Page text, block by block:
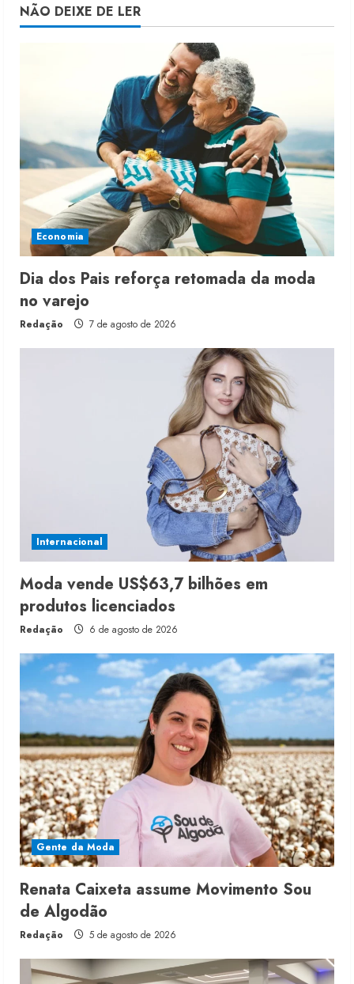
NÃO DEIXE DE LER
Economia
Dia dos Pais reforça retomada da moda
no varejo
Redação 7 de agosto de 2026
Internacional
Moda vende US$63,7 bilhões em
produtos licenciados
Redação 6 de agosto de 2026
Gente da Moda
Renata Caixeta assume Movimento Sou
de Algodão
Redação 5 de agosto de 2026